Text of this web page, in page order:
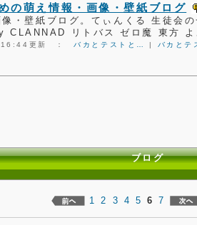
の萌え情報・画像・壁紙ブログ
像・壁紙ブログ。てぃんくる 生徒会
CLANNAD リトバス ゼロ魔 東方 よ
更新 ： バカとテストと… | バカと
ブログ
1 2 3 4 5 6 7